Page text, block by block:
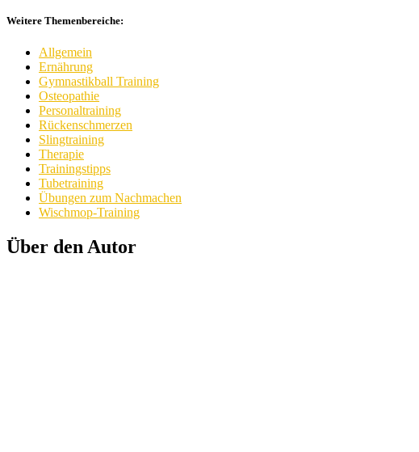
Weitere Themenbereiche:
Allgemein
Ernährung
Gymnastikball Training
Osteopathie
Personaltraining
Rückenschmerzen
Slingtraining
Therapie
Trainingstipps
Tubetraining
Übungen zum Nachmachen
Wischmop-Training
Über den Autor